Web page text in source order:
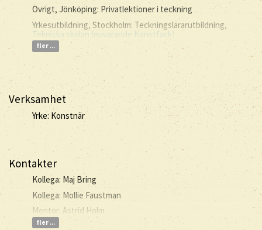
Övrigt, Jönköping: Privatlektioner i teckning
Yrkesutbildning, Stockholm: Teckningslärarutbildning,
Tekniska skolan (nuvarande Konstfack)
fler ...
Verksamhet
Yrke: Konstnär
Kontakter
Kollega: Maj Bring
Kollega: Mollie Faustman
Mentor: Astrid Holm
fler ...